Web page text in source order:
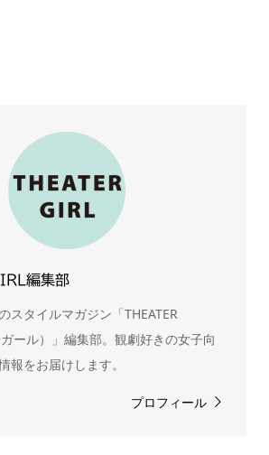
編集部
スタイルマガジン「THEATER
ール）」編集部。観劇好きの女子向
報をお届けします。
プロフィール